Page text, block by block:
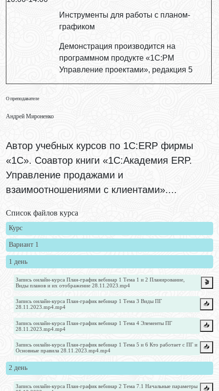
Инструменты для работы с планом-
графиком
Демонстрация производится на
программном продукте «1C:PM
Управление проектами», редакция 5
О преподавателе
Андрей Мироненко
Автор учебных курсов по 1С:ERP фирмы
«1С». Соавтор книги «1С:Академия ERP.
Управление продажами и
взаимоотношениями с клиентами»....
Список файлов курса
Курс
Вариант 1
1 день
Запись онлайн-курса План-график вебинар 1 Тема 1 и 2 Планирование,
Виды планов и их отображение 28.11.2023.mp4
🎬
Запись онлайн-курса План-график вебинар 1 Тема 3 Виды ПГ
28.11.2023.mp4.mp4
📥️
Запись онлайн-курса План-график вебинар 1 Тема 4 Элементы ПГ
28.11.2023.mp4.mp4
📥️
Запись онлайн-курса План-график вебинар 1 Тема 5 и 6 Кто работает с ПГ и
Основные правила 28.11.2023.mp4.mp4
📥️
2 день
Запись онлайн-курса План-график вебинар 2 Тема 7.1 Начальные параметры
📥️